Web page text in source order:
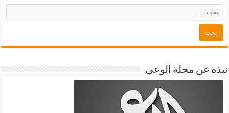
نبذة عن مجلة الوعي